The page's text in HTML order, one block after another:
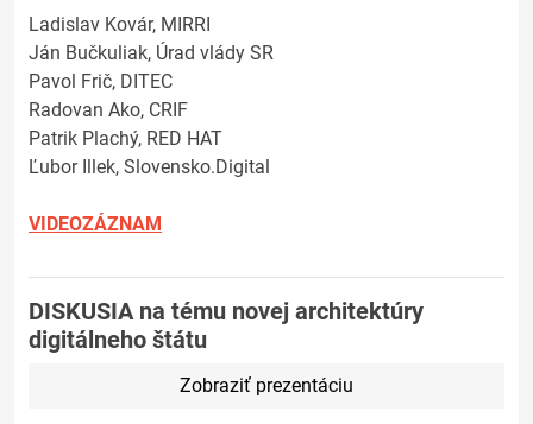
Ladislav Kovár, MIRRI
Ján Bučkuliak, Úrad vlády SR
Pavol Frič, DITEC
Radovan Ako, CRIF
Patrik Plachý, RED HAT
Ľubor Illek, Slovensko.Digital
VIDEOZÁZNAM
DISKUSIA na tému novej architektúry
digitálneho štátu
Zobraziť prezentáciu